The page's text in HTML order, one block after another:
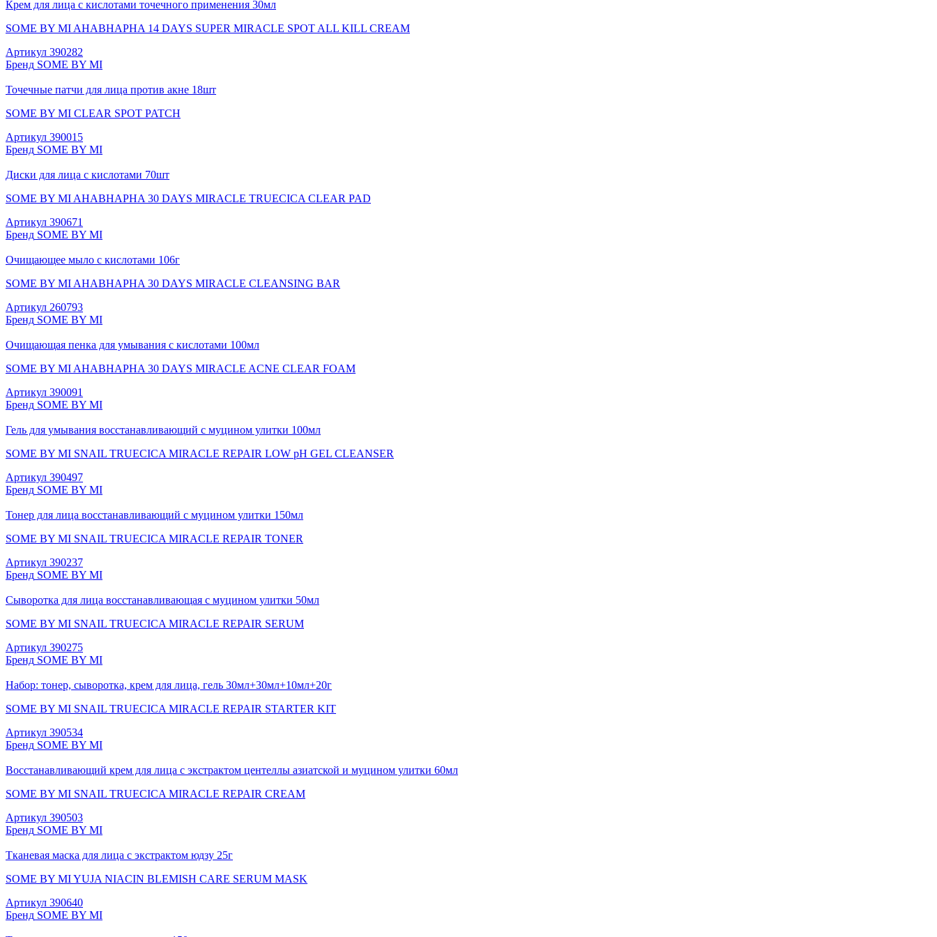
Крем для лица с кислотами точечного применения 30мл
SOME BY MI AHABHAPHA 14 DAYS SUPER MIRACLE SPOT ALL KILL CREAM
Артикул 390282
Бренд SOME BY MI
Точечные патчи для лица против акне 18шт
SOME BY MI CLEAR SPOT PATCH
Артикул 390015
Бренд SOME BY MI
Диски для лица с кислотами 70шт
SOME BY MI AHABHAPHA 30 DAYS MIRACLE TRUECICA CLEAR PAD
Артикул 390671
Бренд SOME BY MI
Очищающее мыло с кислотами 106г
SOME BY MI AHABHAPHA 30 DAYS MIRACLE CLEANSING BAR
Артикул 260793
Бренд SOME BY MI
Очищающая пенка для умывания с кислотами 100мл
SOME BY MI AHABHAPHA 30 DAYS MIRACLE ACNE CLEAR FOAM
Артикул 390091
Бренд SOME BY MI
Гель для умывания восстанавливающий с муцином улитки 100мл
SOME BY MI SNAIL TRUECICA MIRACLE REPAIR LOW pH GEL CLEANSER
Артикул 390497
Бренд SOME BY MI
Тонер для лица восстанавливающий с муцином улитки 150мл
SOME BY MI SNAIL TRUECICA MIRACLE REPAIR TONER
Артикул 390237
Бренд SOME BY MI
Сыворотка для лица восстанавливающая с муцином улитки 50мл
SOME BY MI SNAIL TRUECICA MIRACLE REPAIR SERUM
Артикул 390275
Бренд SOME BY MI
Набор: тонер, сыворотка, крем для лица, гель 30мл+30мл+10мл+20г
SOME BY MI SNAIL TRUECICA MIRACLE REPAIR STARTER KIT
Артикул 390534
Бренд SOME BY MI
Восстанавливающий крем для лица с экстрактом центеллы азиатской и муцином улитки 60мл
SOME BY MI SNAIL TRUECICA MIRACLE REPAIR CREAM
Артикул 390503
Бренд SOME BY MI
Тканевая маска для лица с экстрактом юдзу 25г
SOME BY MI YUJA NIACIN BLEMISH CARE SERUM MASK
Артикул 390640
Бренд SOME BY MI